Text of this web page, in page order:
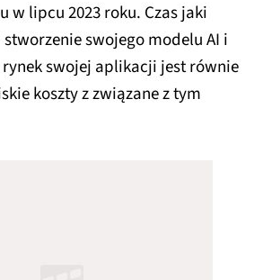
w lipcu 2023 roku. Czas jaki
swojego modelu AI i
swojej aplikacji jest równie
koszty z związane z tym